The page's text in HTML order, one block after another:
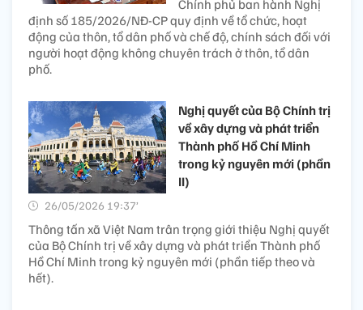
Chính phủ ban hành Nghị
định số 185/2026/NĐ-CP quy định về tổ chức, hoạt
động của thôn, tổ dân phố và chế độ, chính sách đối với
người hoạt động không chuyên trách ở thôn, tổ dân
phố.
Nghị quyết của Bộ Chính trị
về xây dựng và phát triển
Thành phố Hồ Chí Minh
trong kỷ nguyên mới (phần
II)
26/05/2026 19:37’
Thông tấn xã Việt Nam trân trọng giới thiệu Nghị quyết
của Bộ Chính trị về xây dựng và phát triển Thành phố
Hồ Chí Minh trong kỷ nguyên mới (phần tiếp theo và
hết).